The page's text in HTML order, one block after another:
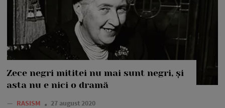
Zece negri mititei nu mai sunt negri, și
asta nu e nici o dramă
— RASISM 27 august 2020